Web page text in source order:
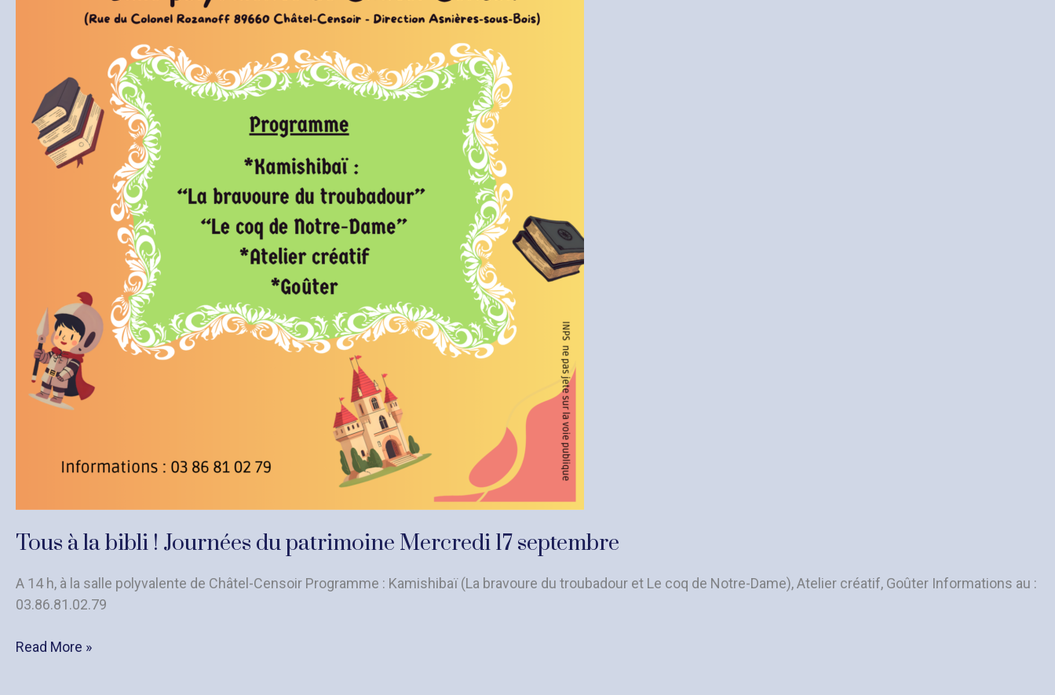
Tous à la bibli ! Journées du patrimoine Mercredi 17 septembre
A 14 h, à la salle polyvalente de Châtel-Censoir Programme : Kamishibaï (La bravoure du troubadour et Le coq de Notre-Dame), Atelier créatif, Goûter Informations au :
03.86.81.02.79
Tous
Read More »